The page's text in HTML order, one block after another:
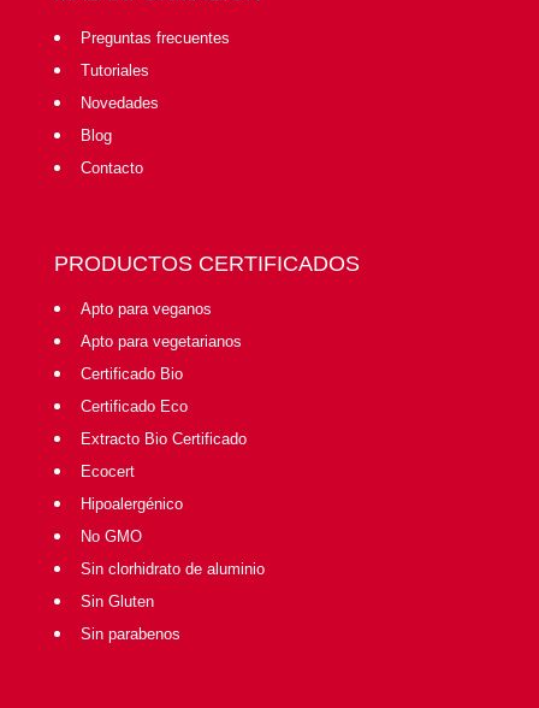
Preguntas frecuentes
Tutoriales
Novedades
Blog
Contacto
PRODUCTOS CERTIFICADOS
Apto para veganos
Apto para vegetarianos
Certificado Bio
Certificado Eco
Extracto Bio Certificado
Ecocert
Hipoalergénico
No GMO
Sin clorhidrato de aluminio
Sin Gluten
Sin parabenos